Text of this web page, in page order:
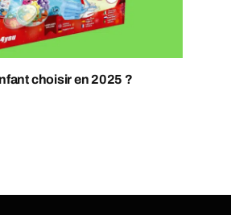
choisir en 2025 ?